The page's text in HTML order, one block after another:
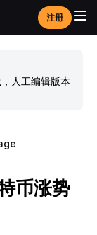
注册
人工编辑版本
币涨势